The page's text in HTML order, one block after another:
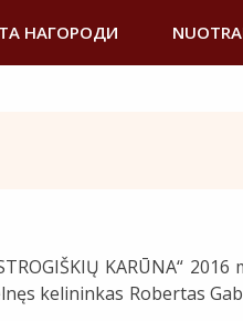
НАГОРОДИ
KARŪNA“
kelininkas Robertas